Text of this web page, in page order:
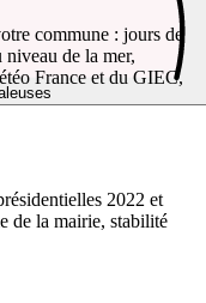
commune : jours de
de la mer,
France et du GIEC,
2022 et
de la mairie, stabilité